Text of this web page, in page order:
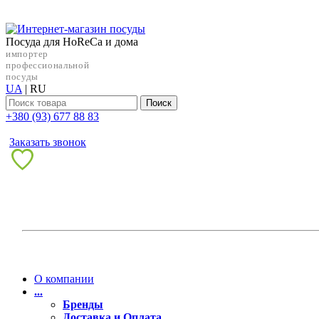
Посуда для HoReCa и дома
импортер
профессиональной
посуды
UA | RU
Поиск
+38‎0 (93) 677 88 83
Заказать звонок
О компании
...
Бренды